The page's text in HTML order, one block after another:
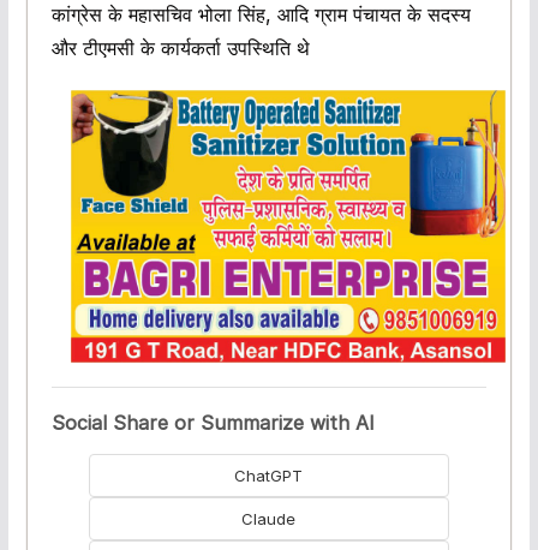
कांग्रेस के महासचिव भोला सिंह, आदि ग्राम पंचायत के सदस्य
और टीएमसी के कार्यकर्ता उपस्थिति थे
Social Share or Summarize with AI
ChatGPT
Claude